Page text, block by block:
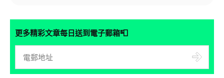
更多精彩文章每日送到電子郵箱📮